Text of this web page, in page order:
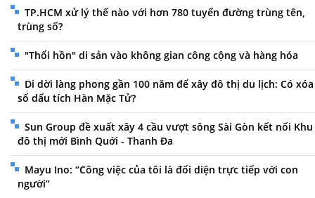
TP.HCM xử lý thế nào với hơn 780 tuyến đường trùng tên,
trùng số?
"Thổi hồn" di sản vào không gian công cộng và hàng hóa
Di dời làng phong gần 100 năm để xây đô thị du lịch: Có xóa
sổ dấu tích Hàn Mặc Tử?
Sun Group đề xuất xây 4 cầu vượt sông Sài Gòn kết nối Khu
đô thị mới Bình Quới - Thanh Đa
Mayu Ino: “Công việc của tôi là đối diện trực tiếp với con
người”